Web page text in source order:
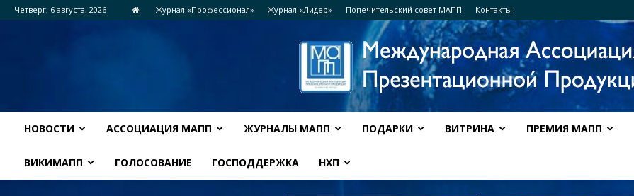
Четверг, 6 августа, 2026 Журнал «Профессионал» Журнал «Лидер» Попечительский совет МАПП Контакты
НОВОСТИ АССОЦИАЦИЯ МАПП ЖУРНАЛЫ МАПП ПОДАРКИ ВИТРИНА ПРЕМИЯ МАПП
ВИКИМАПП ГОЛОСОВАНИЕ ГОСПОДДЕРЖКА НХП